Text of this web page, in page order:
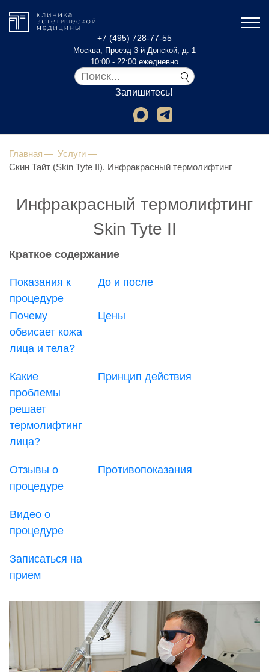
+7 (495) 728-77-55
Москва, Проезд 3-й Донской, д. 1
10:00 - 22:00 ежедневно
Запишитесь!
Главная
Услуги
Скин Тайт (Skin Tyte II). Инфракрасный термолифтинг
Инфракрасный термолифтинг
Skin Tyte II
Краткое содержание
Показания к
процедуре
До и после
Почему
обвисает кожа
лица и тела?
Цены
Какие
проблемы
решает
термолифтинг
лица?
Принцип действия
Отзывы о
процедуре
Противопоказания
Видео о
процедуре
Записаться на
прием